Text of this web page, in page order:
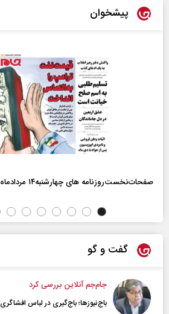
پیشخوان
صفحات‌نخست‌روزنامه ها‌ی چهارشنبه‌۱۴ مردادماه
گفت و گو
جام‌جم آنلاین بررسی کرد
باج‌نیوزها؛ باج‌گیری در لباس افشاگری